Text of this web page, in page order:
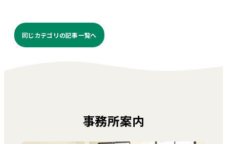
同じカテゴリの記事⼀覧へ
事務所案内